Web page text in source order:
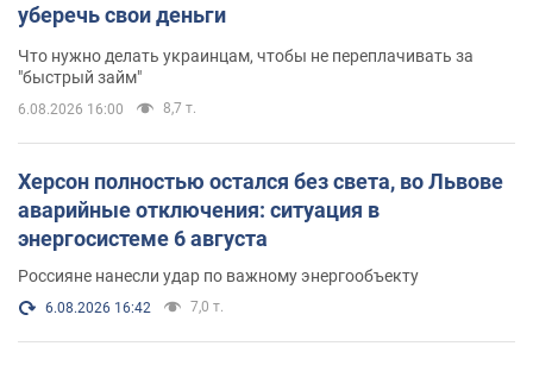
уберечь свои деньги
Что нужно делать украинцам, чтобы не переплачивать за
"быстрый займ"
6.08.2026 16:00 8,7 т.
Херсон полностью остался без света, во Львове
аварийные отключения: ситуация в
энергосистеме 6 августа
Россияне нанесли удар по важному энергообъекту
6.08.2026 16:42 7,0 т.